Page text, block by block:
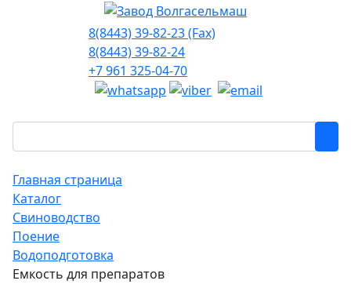
8(8443) 39-82-23 (Fax)
8(8443) 39-82-24
+7 961 325-04-70
Главная страница
Каталог
Свиноводство
Поение
Водоподготовка
Емкость для препаратов